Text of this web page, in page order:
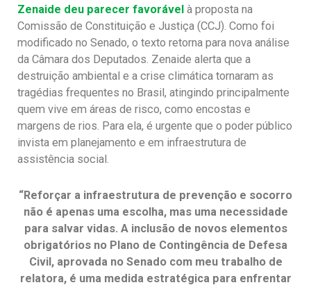
Zenaide deu parecer favorável à proposta na
Comissão de Constituição e Justiça (CCJ). Como foi
modificado no Senado, o texto retorna para nova análise
da Câmara dos Deputados. Zenaide alerta que a
destruição ambiental e a crise climática tornaram as
tragédias frequentes no Brasil, atingindo principalmente
quem vive em áreas de risco, como encostas e
margens de rios. Para ela, é urgente que o poder público
invista em planejamento e em infraestrutura de
assistência social.
“Reforçar a infraestrutura de prevenção e socorro
não é apenas uma escolha, mas uma necessidade
para salvar vidas. A inclusão de novos elementos
obrigatórios no Plano de Contingência de Defesa
Civil, aprovada no Senado com meu trabalho de
relatora, é uma medida estratégica para enfrentar